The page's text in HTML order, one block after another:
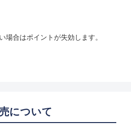
場合はポイントが失効します。
について